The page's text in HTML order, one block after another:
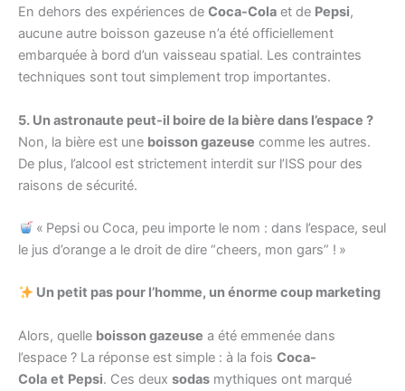
En dehors des expériences de Coca-Cola et de Pepsi,
aucune autre boisson gazeuse n’a été officiellement
embarquée à bord d’un vaisseau spatial. Les contraintes
techniques sont tout simplement trop importantes.
5. Un astronaute peut-il boire de la bière dans l’espace ?
Non, la bière est une boisson gazeuse comme les autres.
De plus, l’alcool est strictement interdit sur l’ISS pour des
raisons de sécurité.
« Pepsi ou Coca, peu importe le nom : dans l’espace, seul
le jus d’orange a le droit de dire “cheers, mon gars” ! »
Un petit pas pour l’homme, un énorme coup marketing
Alors, quelle boisson gazeuse a été emmenée dans
l’espace ? La réponse est simple : à la fois Coca-
Cola et Pepsi. Ces deux sodas mythiques ont marqué